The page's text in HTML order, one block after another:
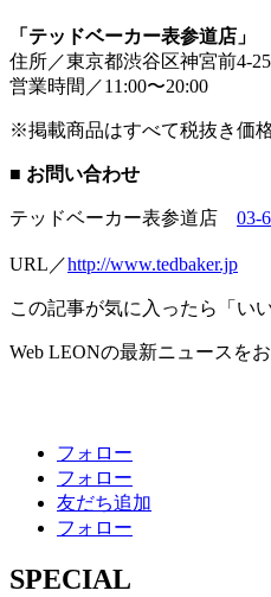
「テッドベーカー表参道店」
住所／東京都渋谷区神宮前4-
営業時間／11:00〜20:00
※掲載商品はすべて税抜き価
■ お問い合わせ
テッドベーカー表参道店 03-
URL／http://www.tedbaker.jp
この記事が気に入ったら「い
Web LEONの最新ニュースをお
フォロー
フォロー
友だち追加
フォロー
SPECIAL